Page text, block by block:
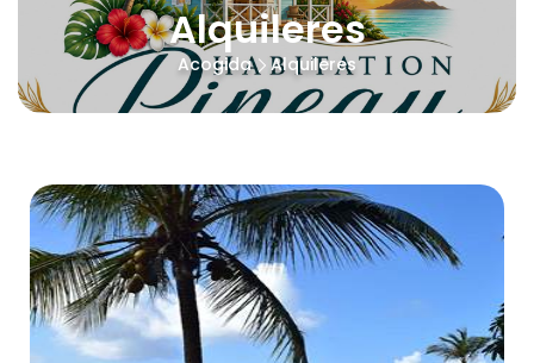
Alquileres
Acogida Alquileres